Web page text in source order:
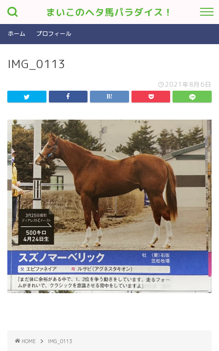
まいこのヘタ馬パラダイス！
ホーム プロフィール
IMG_0113
2021年8月6日
HOME IMG_0113